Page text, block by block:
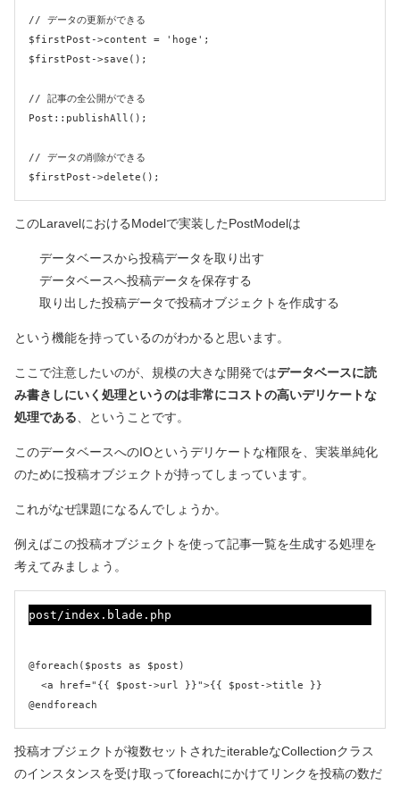
// データの更新ができる
$firstPost->content = 'hoge';
$firstPost->save();
// 記事の全公開ができる
Post::publishAll();
// データの削除ができる
$firstPost->delete();
このLaravelにおけるModelで実装したPostModelは
データベースから投稿データを取り出す
データベースへ投稿データを保存する
取り出した投稿データで投稿オブジェクトを作成する
という機能を持っているのがわかると思います。
ここで注意したいのが、規模の大きな開発ではデータベースに読
み書きしにいく処理というのは非常にコストの高いデリケートな
処理である 、ということです。
このデータベースへのIOというデリケートな権限を、実装単純化
のために投稿オブジェクトが持ってしまっています。
これがなぜ課題になるんでしょうか。
例えばこの投稿オブジェクトを使って記事一覧を生成する処理を
考えてみましょう。
post/index.blade.php
@foreach($posts as $post)
  <a href="{{ $post->url }}">{{ $post->title }}
投稿オブジェクトが複数セットされたiterableなCollectionクラス
のインスタンスを受け取ってforeachにかけてリンクを投稿の数だ